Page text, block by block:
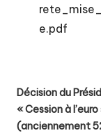
e.pdf
Décision du
« Cession à
(anciennement